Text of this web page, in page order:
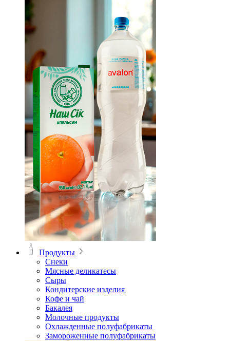
Продукты
Снеки
Мясные деликатесы
Сыры
Кондитерские изделия
Кофе и чай
Бакалея
Молочные продукты
Охлажденные полуфабрикаты
Замороженные полуфабрикаты